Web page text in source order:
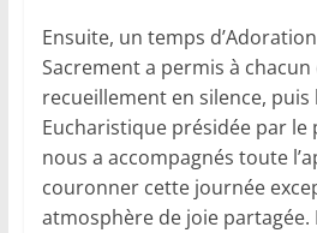
Ensuite, un temps
Sacrement a permis à
recueillement en silence, puis
Eucharistique présidée par le
nous a accompagnés toute
couronner cette journée
atmosphère de joie partagée.